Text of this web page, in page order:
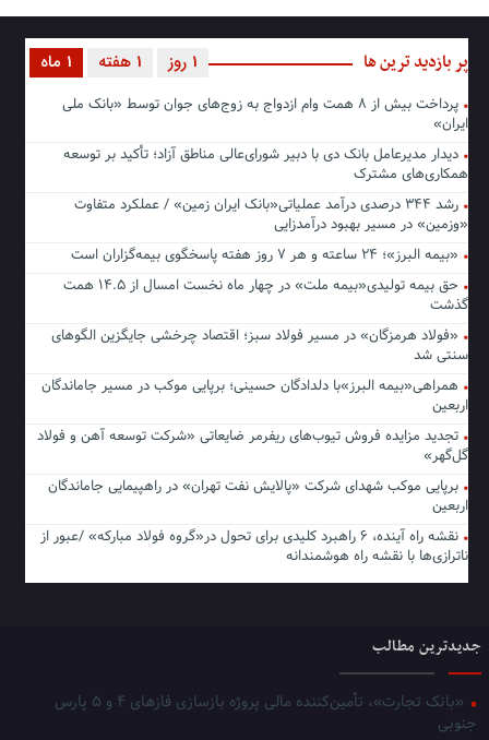
پر بازدید ترین ها 1 ماه 1 هفته 1 روز
پرداخت بیش از ۸ همت وام ازدواج به زوج‌های جوان توسط «بانک ملی
ایران»
دیدار مدیرعامل بانک دی با دبیر شورای‌عالی مناطق آزاد؛ تأکید بر توسعه
همکاری‌های مشترک
رشد ۳۴۴ درصدی درآمد عملیاتی«بانک ایران زمین» / عملکرد متفاوت
«وزمین» در مسیر بهبود درآمدزایی
«بیمه البرز»؛ ۲۴ ساعته و هر ۷ روز هفته پاسخگوی بیمه‌گزاران است
حق بیمه تولیدی«بیمه ملت» در چهار ماه نخست امسال از ۱۴.۵ همت
گذشت
«فولاد هرمزگان» در مسیر فولاد سبز؛ اقتصاد چرخشی جایگزین الگوهای
سنتی شد
همراهی«بیمه البرز»با دلدادگان حسینی؛ برپایی موکب در مسیر جاماندگان
اربعین
تجدید مزایده فروش تیوب‌های ریفرمر ضایعاتی «شرکت توسعه آهن و فولاد
گل‌گهر»
برپایی موکب شهدای شرکت «پالایش نفت تهران» در راهپیمایی جاماندگان
اربعین
نقشه راه آینده، ۶ راهبرد کلیدی برای تحول در«گروه فولاد مبارکه» /عبور از
ناترازی‌ها با نقشه راه هوشمندانه
جدیدترین مطالب
«بانک تجارت»، تأمین‌کننده مالی پروژه بازسازی فازهای ۴ و ۵ پارس
جنوبی